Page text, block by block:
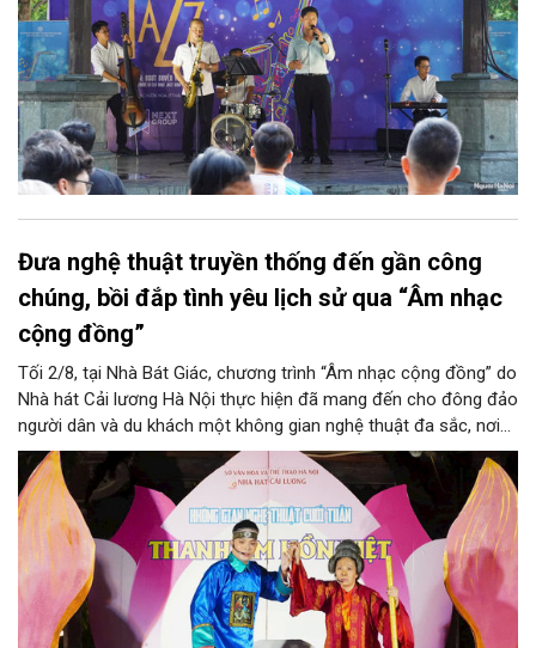
Đưa nghệ thuật truyền thống đến gần công
chúng, bồi đắp tình yêu lịch sử qua “Âm nhạc
cộng đồng”
Tối 2/8, tại Nhà Bát Giác, chương trình “Âm nhạc cộng đồng” do
Nhà hát Cải lương Hà Nội thực hiện đã mang đến cho đông đảo
người dân và du khách một không gian nghệ thuật đa sắc, nơi
những làn điệu cải lương, ca cổ, tân cổ và các tiết mục múa
hòa quyện trong không gian của phố đi bộ hồ Hoàn Kiếm. Đặc
biệt, chương trình có sự giao lưu của các nghệ sĩ đến từ
phương Nam, góp phần tạo nên cuộc gặp gỡ nghệ thuật giàu
cảm xúc.